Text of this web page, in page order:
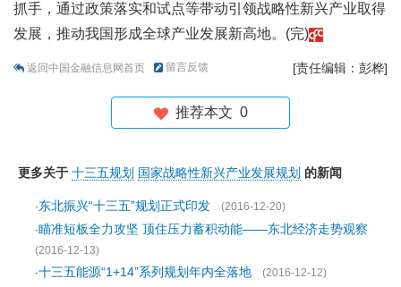
抓手，通过政策落实和试点等带动引领战略性新兴产业取得
发展，推动我国形成全球产业发展新高地。(完)
返回中国金融信息网首页 留言反馈 [责任编辑：彭桦]
推荐本文 0
更多关于 十三五规划 国家战略性新兴产业发展规划 的新闻
·东北振兴“十三五”规划正式印发
(2016-12-20)
·瞄准短板全力攻坚 顶住压力蓄积动能——东北经济走势观察
(2016-12-13)
·十三五能源“1+14”系列规划年内全落地
(2016-12-12)